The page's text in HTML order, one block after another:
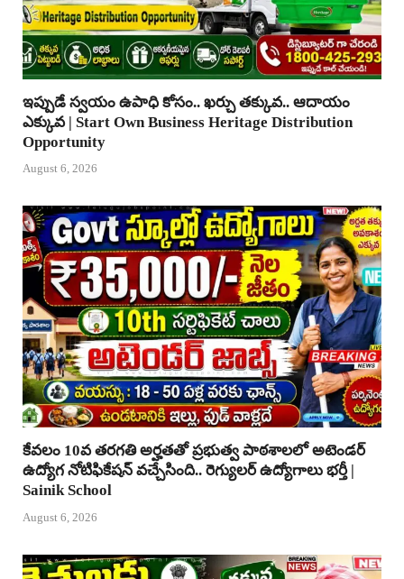
ఇప్పుడే స్వయం ఉపాధి కోసం.. ఖర్చు తక్కువ.. ఆదాయం
ఎక్కువ | Start Own Business Heritage Distribution
Opportunity
August 6, 2026
కేవలం 10వ తరగతి అర్హతతో ప్రభుత్వ పాఠశాలలో అటెండర్
ఉద్యోగ నోటిఫికేషన్ వచ్చేసింది.. రెగ్యులర్ ఉద్యోగాలు భర్తీ |
Sainik School
August 6, 2026